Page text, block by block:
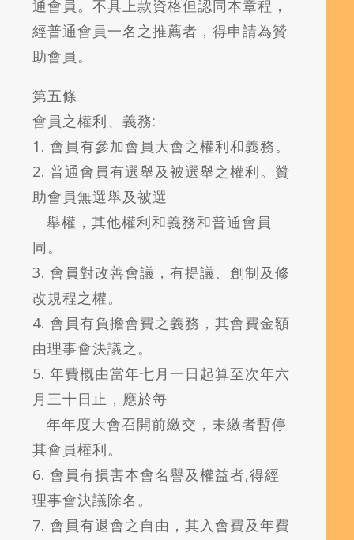
通會員。不具上款資格但認同本章程，
經普通會員一名之推薦者，得申請為贊
助會員。
第五條
會員之權利、義務:
1. 會員有參加會員大會之權利和義務。
2. 普通會員有選舉及被選舉之權利。贊
助會員無選舉及被選
舉權，其他權利和義務和普通會員
同。
3. 會員對改善會議，有提議、創制及修
改規程之權。
4. 會員有負擔會費之義務，其會費金額
由理事會決議之。
5. 年費概由當年七月一日起算至次年六
月三十日止，應於每
年年度大會召開前繳交，未繳者暫停
其會員權利。
6. 會員有損害本會名譽及權益者,得經
理事會決議除名。
7. 會員有退會之自由，其入會費及年費